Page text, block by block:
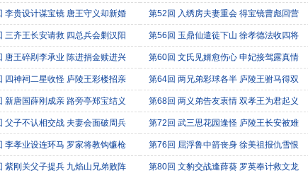
李贵设计谋宝镜 唐王守义却新婚 第52回 入绣房夫妻重会 得宝镜曹彪回营
三齐王长安请救 四总兵会剿汉阳 第56回 玉鼎仙遣徒下山 徐孝德法收四将
唐王碎剐李承业 陈进捐金赎进兴 第60回 文氏见婿愈伤心 申妃接驾露真情
四神祠二星收怪 庐陵王彩楼招亲 第64回 两兄弟彩球各半 庐陵王驸马得双
新唐国薛刚成亲 路旁亭郑宝结义 第68回 两义弟告友衷情 双孝王为君起义
父子不认相交战 夫妻会面破周兵 第72回 武三思花园逢怪 庐陵王长安被难
李孝业设连环马 罗家将教钩镰枪 第76回 屈浮鲁中箭丧身 徐美祖报仇雪恨
紫刚关父子提兵 九焰山兄弟败阵 第80回 文豹交战逢薛葵 罗英奉计救文龙